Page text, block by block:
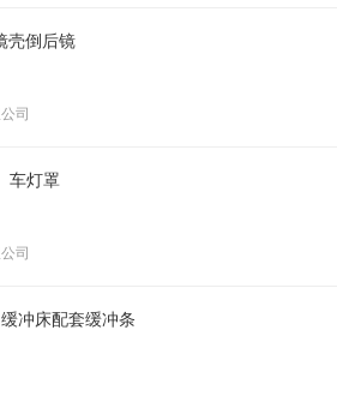
壳倒后镜
司
车灯罩
司
冲床配套缓冲条